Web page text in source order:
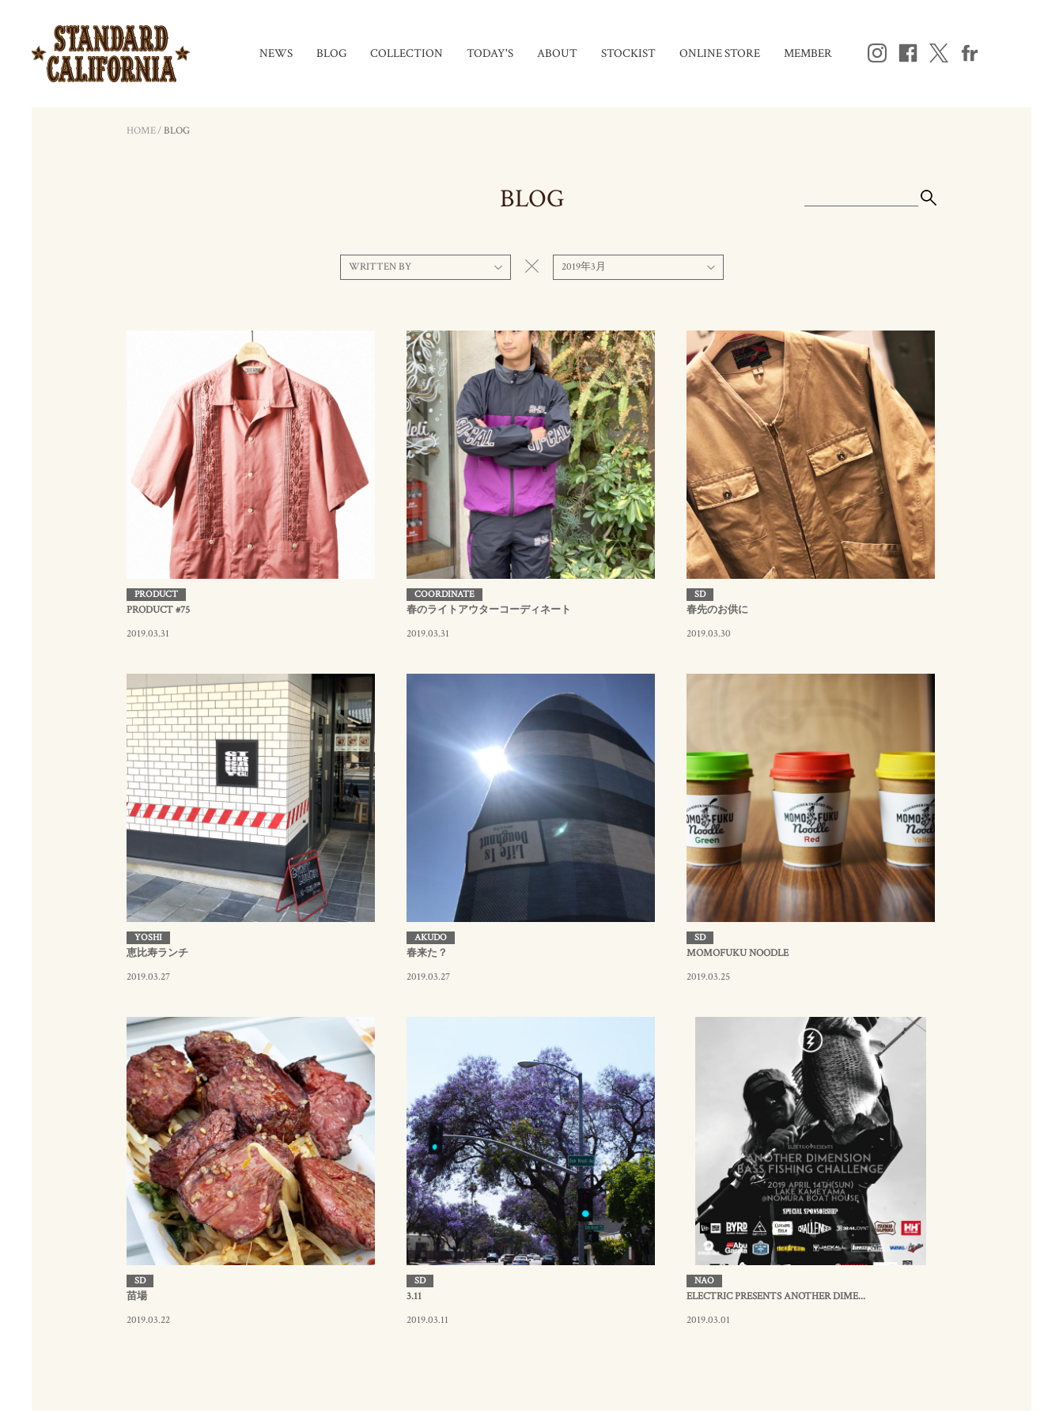
NEWS BLOG COLLECTION TODAY'S ABOUT STOCKIST ONLINE STORE MEMBER
HOME/BLOG
BLOG
WRITTEN BY 2019年3月
PRODUCT
PRODUCT #75
2019.03.31
COORDINATE
春のライトアウターコーディネート
2019.03.31
SD
春先のお供に
2019.03.30
YOSHI
恵比寿ランチ
2019.03.27
AKUDO
春来た？
2019.03.27
SD
MOMOFUKU NOODLE
2019.03.25
SD
苗場
2019.03.22
SD
3.11
2019.03.11
NAO
ELECTRIC PRESENTS ANOTHER DIME...
2019.03.01